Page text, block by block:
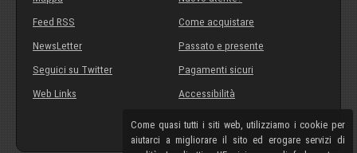
Come quasi tutti i siti web, utilizziamo i cookie per
aiutarci a migliorare il sito ed erogare servizi di
Feed RSS
NewsLetter
Seguici su Twitter
Web Links
Come acquistare
Passato e presente
Pagamenti sicuri
Accessibilità